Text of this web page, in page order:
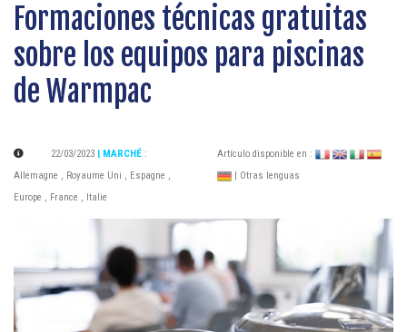
Formaciones técnicas gratuitas
sobre los equipos para piscinas
de Warmpac
22/03/2023 | MARCHÉ :
Allemagne , Royaume Uni , Espagne ,
Europe , France , Italie
Artículo disponible en :
| Otras lenguas